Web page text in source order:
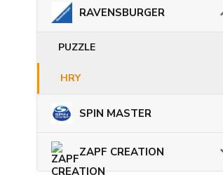
RAVENSBURGER
PUZZLE
HRY
SPIN MASTER
ZAPF CREATION